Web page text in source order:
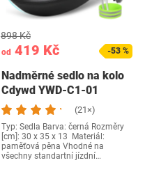
od 419 Kč
898 Kč
-53 %
Nadměrné sedlo na kolo
Cdywd YWD-C1-01
(21×)
Typ: Sedla Barva: černá Rozměry
[cm]: 30 x 35 x 13 Materiál:
paměťová pěna Vhodné na
všechny standartní jízdní…